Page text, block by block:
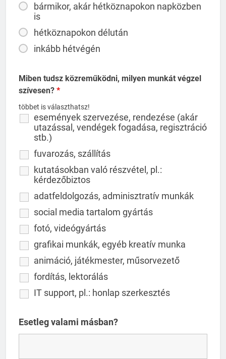
bármikor, akár hétköznapokon napközben
is
hétköznapokon délután
inkább hétvégén
Miben tudsz közreműködni, milyen munkát végzel
szívesen? *
események szervezése, rendezése (akár
utazással, vendégek fogadása, regisztráció
stb.)
fuvarozás, szállítás
kutatásokban való részvétel, pl.:
kérdezőbiztos
adatfeldolgozás, adminisztratív munkák
social media tartalom gyártás
fotó, videógyártás
grafikai munkák, egyéb kreatív munka
animáció, játékmester, műsorvezető
fordítás, lektorálás
IT support, pl.: honlap szerkesztés
többet is választhatsz!
Esetleg valami másban?